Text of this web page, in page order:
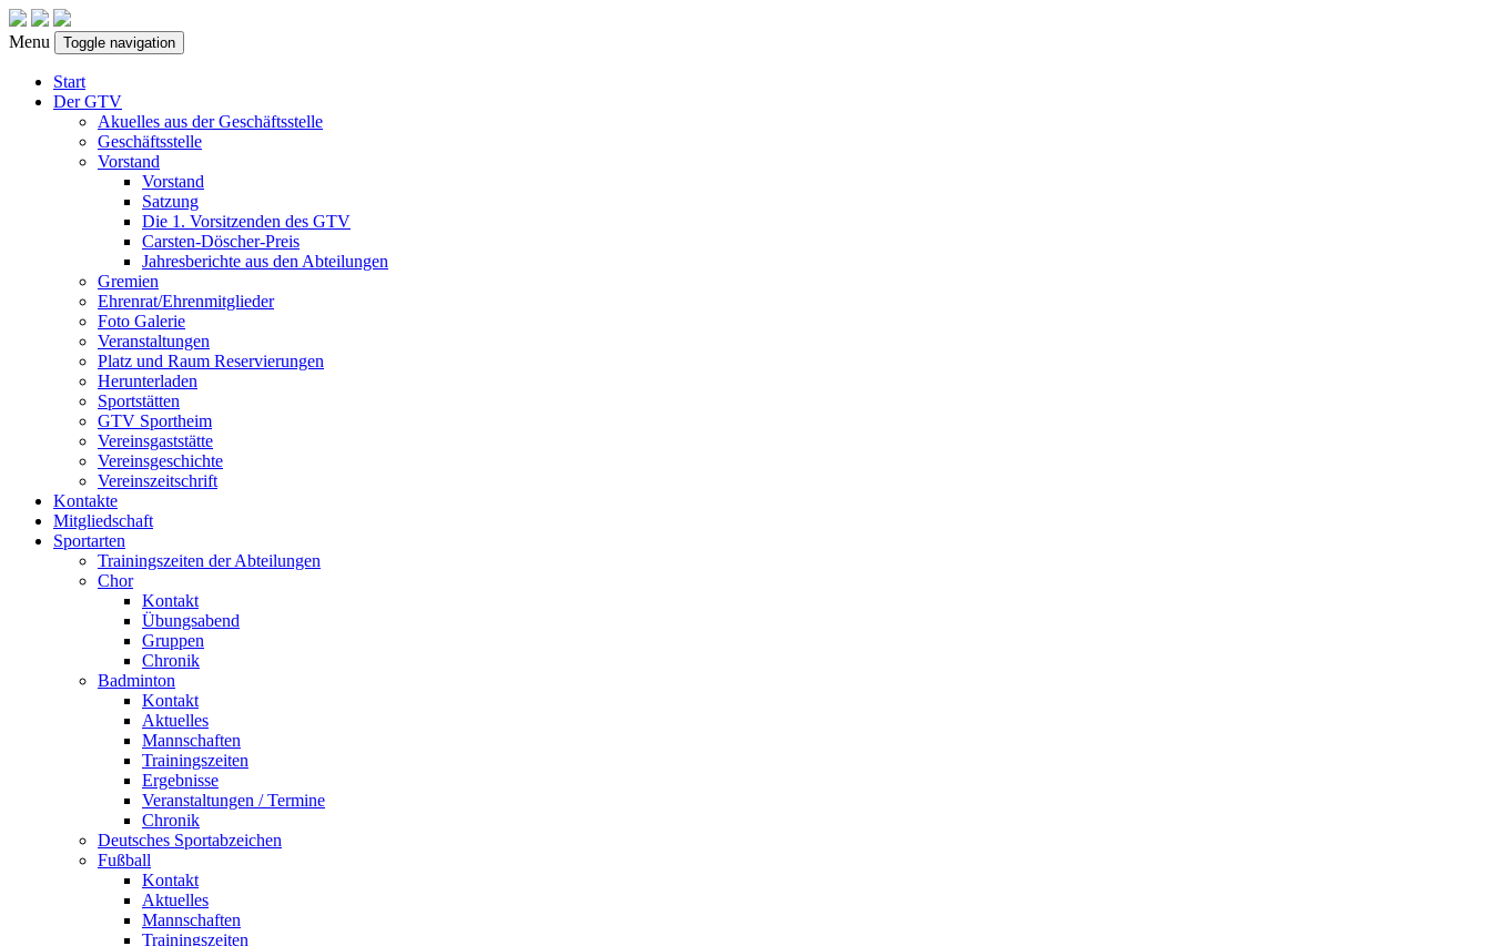
Menu Toggle navigation
Start
Der GTV
Akuelles aus der Geschäftsstelle
Geschäftsstelle
Vorstand
Vorstand
Satzung
Die 1. Vorsitzenden des GTV
Carsten-Döscher-Preis
Jahresberichte aus den Abteilungen
Gremien
Ehrenrat/Ehrenmitglieder
Foto Galerie
Veranstaltungen
Platz und Raum Reservierungen
Herunterladen
Sportstätten
GTV Sportheim
Vereinsgaststätte
Vereinsgeschichte
Vereinszeitschrift
Kontakte
Mitgliedschaft
Sportarten
Trainingszeiten der Abteilungen
Chor
Kontakt
Übungsabend
Gruppen
Chronik
Badminton
Kontakt
Aktuelles
Mannschaften
Trainingszeiten
Ergebnisse
Veranstaltungen / Termine
Chronik
Deutsches Sportabzeichen
Fußball
Kontakt
Aktuelles
Mannschaften
Trainingszeiten